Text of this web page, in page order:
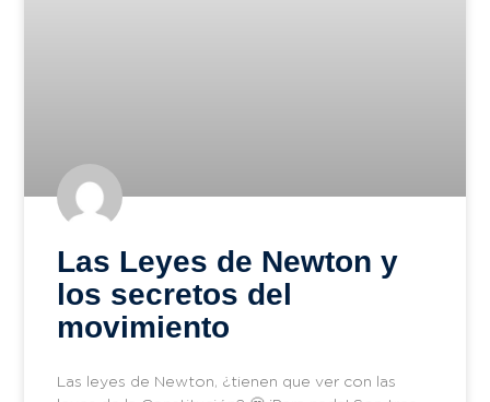
Las Leyes de Newton y
los secretos del
movimiento
Las leyes de Newton, ¿tienen que ver con las